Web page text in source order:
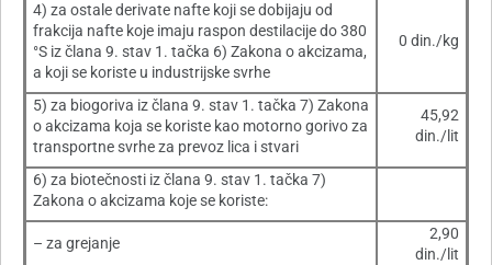
4) za ostale derivate nafte koji se dobijaju od
frakcija nafte koje imaju raspon destilacije do 380
°S iz člana 9. stav 1. tačka 6) Zakona o akcizama,
a koji se koriste u industrijske svrhe
0 din./kg
5) za biogoriva iz člana 9. stav 1. tačka 7) Zakona
o akcizama koja se koriste kao motorno gorivo za
transportne svrhe za prevoz lica i stvari
45,92
din./lit
6) za biotečnosti iz člana 9. stav 1. tačka 7)
Zakona o akcizama koje se koriste:
– za grejanje
2,90
din./lit